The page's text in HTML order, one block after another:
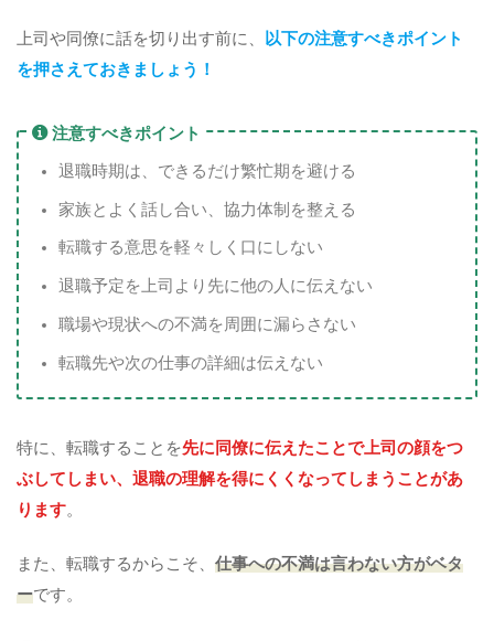
上司や同僚に話を切り出す前に、 以下の注意すべきポイント
を押さえておきましょう！
注意すべきポイント
退職時期は、できるだけ繁忙期を避ける
家族とよく話し合い、協力体制を整える
転職する意思を軽々しく口にしない
退職予定を上司より先に他の人に伝えない
職場や現状への不満を周囲に漏らさない
転職先や次の仕事の詳細は伝えない
特に、転職することを先に同僚に伝えたことで上司の顔をつ
ぶしてしまい、退職の理解を得にくくなってしまうことがあ
ります。
また、転職するからこそ、 仕事への不満は言わない方がベタ
ーです。